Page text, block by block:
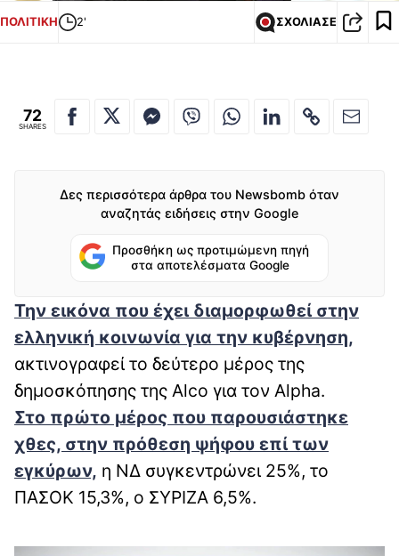
ΠΟΛΙΤΙΚΗ 2' ΣΧΟΛΙΑΣΕ
72
SHARES
Δες περισσότερα άρθρα του Newsbomb όταν
αναζητάς ειδήσεις στην Google
Προσθήκη ως προτιμώμενη πηγή
στα αποτελέσματα Google
Την εικόνα που έχει διαμορφωθεί στην
ελληνική κοινωνία για την κυβέρνηση,
ακτινογραφεί το δεύτερο μέρος της
δημοσκόπησης της Alco για τον Alpha.
Στο πρώτο μέρος που παρουσιάστηκε
χθες, στην πρόθεση ψήφου επί των
εγκύρων, η ΝΔ συγκεντρώνει 25%, το
ΠΑΣΟΚ 15,3%, ο ΣΥΡΙΖΑ 6,5%.